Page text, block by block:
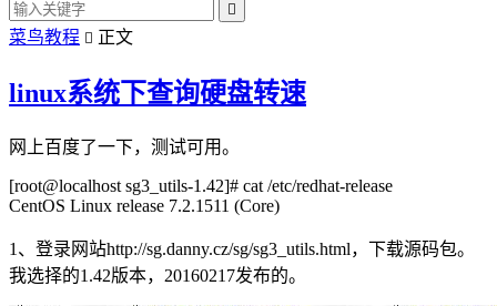

菜鸟教程  正文
linux系统下查询硬盘转速
网上百度了一下，测试可用。
[root@localhost sg3_utils-1.42]# cat /etc/redhat-release
CentOS Linux release 7.2.1511 (Core)
1、登录网站http://sg.danny.cz/sg/sg3_utils.html，下载源码包。
我选择的1.42版本，20160217发布的。